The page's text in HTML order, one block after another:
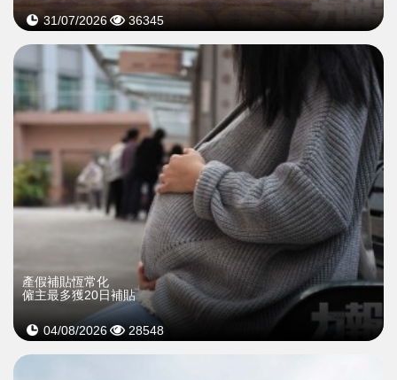
31/07/2026 36345
產假補貼恆常化
僱主最多獲20日補貼
04/08/2026 28548